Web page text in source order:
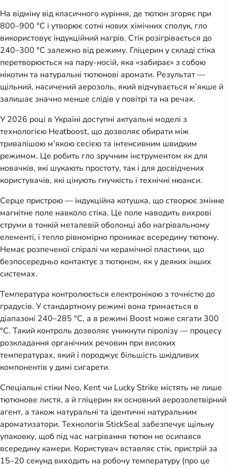
На відміну від класичного куріння, де тютюн згоряє при
800–900 °C і утворює сотні нових хімічних сполук, гло
використовує індукційний нагрів. Стік розігрівається до
240–300 °C залежно від режиму. Гліцерин у складі стіка
перетворюється на пару-носій, яка «забирає» з собою
нікотин та натуральні тютюнові аромати. Результат —
щільний, насичений аерозоль, який відчувається м’якше й
залишає значно менше слідів у повітрі та на речах.
У 2026 році в Україні доступні актуальні моделі з
технологією Heatboost, що дозволяє обирати між
тривалішою м’якою сесією та інтенсивним швидким
режимом. Це робить гло зручним інструментом як для
новачків, які шукають простоту, так і для досвідчених
користувачів, які цінують гнучкість і технічні нюанси.
Серце пристрою — індукційна котушка, що створює змінне
магнітне поле навколо стіка. Це поле наводить вихрові
струми в тонкій металевій оболонці або нагрівальному
елементі, і тепло рівномірно проникає всередину тютюну.
Немає розпеченої спіралі чи керамічної пластини, що
безпосередньо контактує з тютюном, як у деяких інших
системах.
Температура контролюється електронікою з точністю до
градусів. У стандартному режимі вона тримається в
діапазоні 240–285 °C, а в режимі Boost може сягати 300
°C. Такий контроль дозволяє уникнути піролізу — процесу
розкладання органічних речовин при високих
температурах, який і породжує більшість шкідливих
компонентів у димі сигарети.
Спеціальні стіки Neo, Kent чи Lucky Strike містять не лише
тютюнове листя, а й гліцерин як основний аерозолетвірний
агент, а також натуральні та ідентичні натуральним
ароматизатори. Технологія StickSeal забезпечує щільну
упаковку, щоб під час нагрівання тютюн не осипався
всередину камери. Користувач вставляє стік, пристрій за
15–20 секунд виходить на робочу температуру (про це